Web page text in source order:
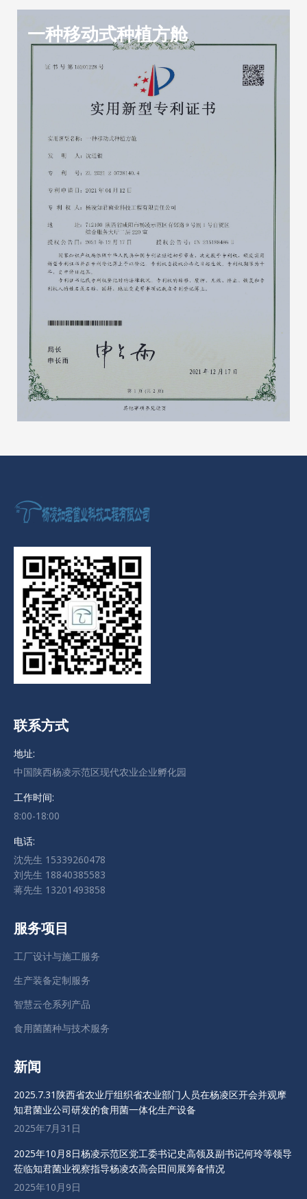
一种移动式种植方舱
联系方式
地址:
中国陕西杨凌示范区现代农业企业孵化园
工作时间:
8:00-18:00
电话:
沈先生 15339260478
刘先生 18840385583
蒋先生 13201493858
服务项目
工厂设计与施工服务
生产装备定制服务
智慧云仓系列产品
食用菌菌种与技术服务
新闻
2025.7.31陕西省农业厅组织省农业部门人员在杨凌区开会并观摩
知君菌业公司研发的食用菌一体化生产设备
2025年7月31日
2025年10月8日杨凌示范区党工委书记史高领及副书记何玲等领导
莅临知君菌业视察指导杨凌农高会田间展筹备情况
2025年10月9日